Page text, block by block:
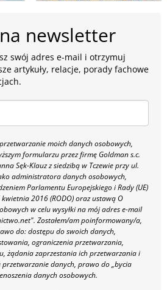
newsletter
swój adres e-mail i otrzymuj
artykuły, relacje, porady fachowe
moich danych osobowych,
formularzu przez firmę Goldman s.c.
Sęk-Klauz z siedzibą w Tczewie przy ul.
administratora danych osobowych,
Parlamentu Europejskiego i Rady (UE)
2016 (RODO) oraz ustawą O
w celu wysyłki na mój adres e-mail
Zostałem/am poinformowany/a,
do: dostępu do swoich danych,
ograniczenia przetwarzania,
żądania zaprzestania ich przetwarzania i
danych, prawo do „bycia
danych osobowych.